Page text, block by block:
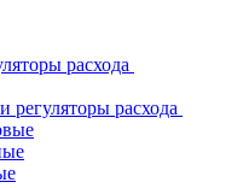
расхода
регуляторы расхода